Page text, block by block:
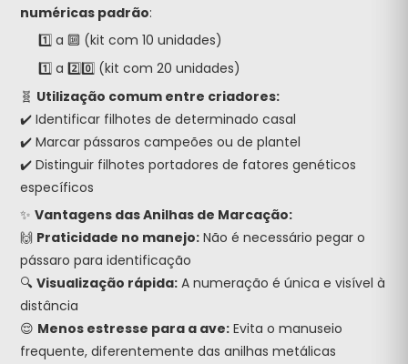
numéricas padrão:
1️⃣ a 🔟 (kit com 10 unidades)
1️⃣ a 2️⃣0️⃣ (kit com 20 unidades)
🧬 Utilização comum entre criadores:
✔️ Identificar filhotes de determinado casal
✔️ Marcar pássaros campeões ou de plantel
✔️ Distinguir filhotes portadores de fatores genéticos
específicos
✨ Vantagens das Anilhas de Marcação:
🙌 Praticidade no manejo: Não é necessário pegar o
pássaro para identificação
🔍 Visualização rápida: A numeração é única e visível à
distância
😌 Menos estresse para a ave: Evita o manuseio
frequente, diferentemente das anilhas metálicas